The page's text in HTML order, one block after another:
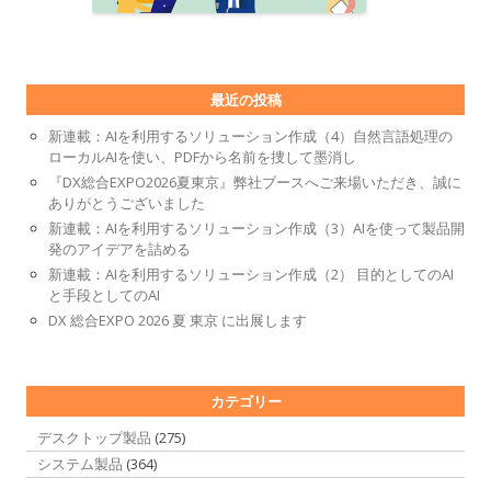
最近の投稿
新連載：AIを利用するソリューション作成（4）自然言語処理の
ローカルAIを使い、PDFから名前を捜して墨消し
『DX総合EXPO2026夏東京』弊社ブースへご来場いただき、誠に
ありがとうございました
新連載：AIを利用するソリューション作成（3）AIを使って製品開
発のアイデアを詰める
新連載：AIを利用するソリューション作成（2） 目的としてのAI
と手段としてのAI
DX 総合EXPO 2026 夏 東京 に出展します
カテゴリー
デスクトップ製品 (275)
システム製品 (364)